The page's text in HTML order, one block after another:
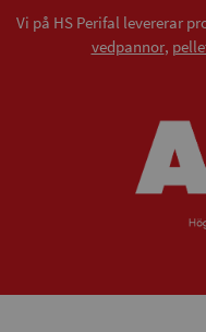
Vi på HS Perifal levererar
vedpannor,